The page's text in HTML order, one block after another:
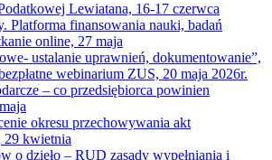
Lewiatana, 16-17 czerwca
Platforma finansowania nauki, badań
online, 27 maja
ustalanie uprawnień, dokumentowanie”,
webinarium ZUS, 20 maja 2026r.
– co przedsiębiorca powinien
okresu przechowywania akt
29 kwietnia
o dzieło – RUD zasady wypełniania i